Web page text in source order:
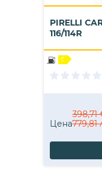
PIRELLI
116/114R
C
Цена
398,71
779,81